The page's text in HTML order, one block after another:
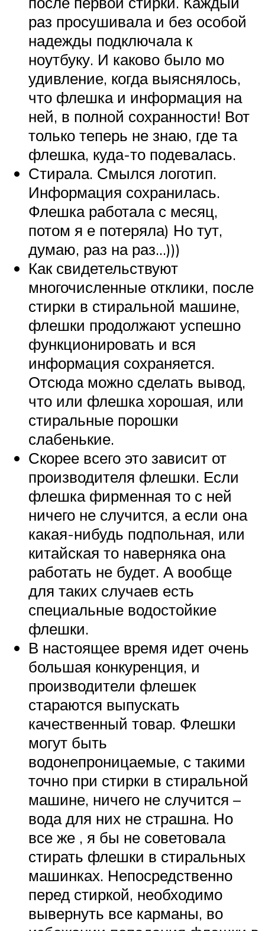
раз просушивала и без особой
надежды подключала к
ноутбуку. И каково было мо
удивление, когда выяснялось,
что флешка и информация на
ней, в полной сохранности! Вот
только теперь не знаю, где та
флешка, куда-то подевалась.
Стирала. Смылся логотип.
Информация сохранилась.
Флешка работала с месяц,
потом я е потеряла) Но тут,
думаю, раз на раз…)))
Как свидетельствуют
многочисленные отклики, после
стирки в стиральной машине,
флешки продолжают успешно
функционировать и вся
информация сохраняется.
Отсюда можно сделать вывод,
что или флешка хорошая, или
стиральные порошки
слабенькие.
Скорее всего это зависит от
производителя флешки. Если
флешка фирменная то с ней
ничего не случится, а если она
какая-нибудь подпольная, или
китайская то наверняка она
работать не будет. А вообще
для таких случаев есть
специальные водостойкие
флешки.
В настоящее время идет очень
большая конкуренция, и
производители флешек
стараются выпускать
качественный товар. Флешки
могут быть
водонепроницаемые, с такими
точно при стирки в стиральной
машине, ничего не случится –
вода для них не страшна. Но
все же , я бы не советовала
стирать флешки в стиральных
машинках. Непосредственно
перед стиркой, необходимо
вывернуть все карманы, во